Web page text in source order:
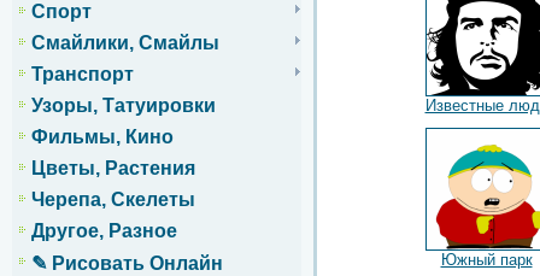
Спорт
Смайлики, Смайлы
Транспорт
Узоры, Татуировки
Фильмы, Кино
Цветы, Растения
Черепа, Скелеты
Другое, Разное
✎ Рисовать Онлайн
Известные
Южный парк